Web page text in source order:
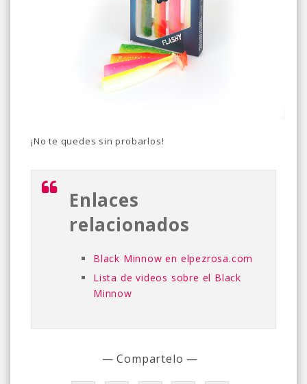
¡No te quedes sin probarlos!
Enlaces
relacionados
Black Minnow en elpezrosa.com
Lista de videos sobre el Black
Minnow
— Compartelo —